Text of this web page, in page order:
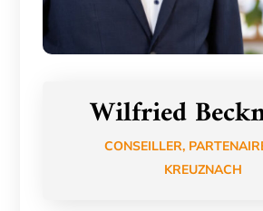
Wilfried
CONSEILLER,
KREUZNACH